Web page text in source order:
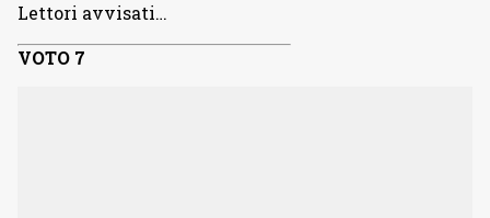
Lettori avvisati…
VOTO 7